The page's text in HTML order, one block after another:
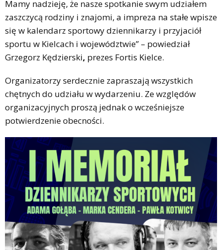
Mamy nadzieję, że nasze spotkanie swym udziałem
zaszczycą rodziny i znajomi, a impreza na stałe wpisze
się w kalendarz sportowy dziennikarzy i przyjaciół
sportu w Kielcach i województwie” – powiedział
Grzegorz Kędzierski, prezes Fortis Kielce.
Organizatorzy serdecznie zapraszają wszystkich
chętnych do udziału w wydarzeniu. Ze względów
organizacyjnych proszą jednak o wcześniejsze
potwierdzenie obecności.